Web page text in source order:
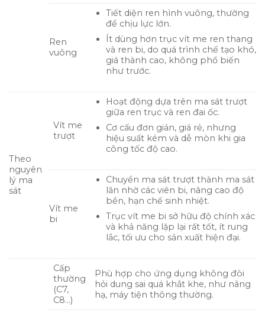
Ren
vuông
Tiết diện ren hình vuông, thường
để chịu lực lớn.
Ít dùng hơn trục vít me ren thang
và ren bi, do quá trình chế tạo khó,
giá thành cao, không phổ biến
như trước.
Theo
nguyên
lý ma
sát
Vít me
trượt
Hoạt động dựa trên ma sát trượt
giữa ren trục và ren đai ốc.
Cơ cấu đơn giản, giá rẻ, nhưng
hiệu suất kém và dễ mòn khi gia
công tốc độ cao.
Vít me
bi
Chuyển ma sát trượt thành ma sát
lăn nhờ các viên bi, nâng cao độ
bền, hạn chế sinh nhiệt.
Trục vít me bi sở hữu độ chính xác
và khả năng lặp lại rất tốt, ít rung
lắc, tối ưu cho sản xuất hiện đại.
Cấp
thường
(C7,
C8…)
Phù hợp cho ứng dụng không đòi
hỏi dung sai quá khắt khe, như nâng
hạ, máy tiện thông thường.